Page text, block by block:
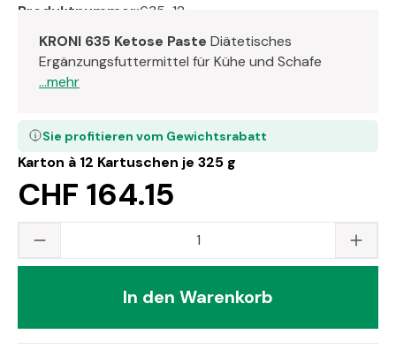
Produktnummer:635-12
KRONI 635 Ketose Paste Diätetisches
Ergänzungsfuttermittel für Kühe und Schafe
...mehr
Karton à 12 Kartuschen je 325 g
CHF 164.15
Sie profitieren vom Gewichtsrabatt
Produkt Anzahl: Gib den gewünschten
In den Warenkorb